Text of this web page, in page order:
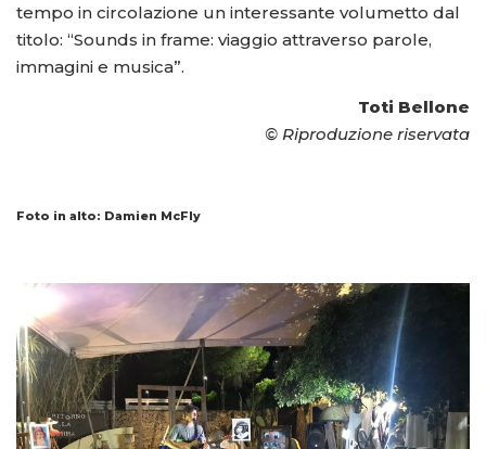
tempo in circolazione un interessante volumetto dal
titolo: “Sounds in frame: viaggio attraverso parole,
immagini e musica”.
Toti Bellone
© Riproduzione riservata
Foto in alto: Damien McFly